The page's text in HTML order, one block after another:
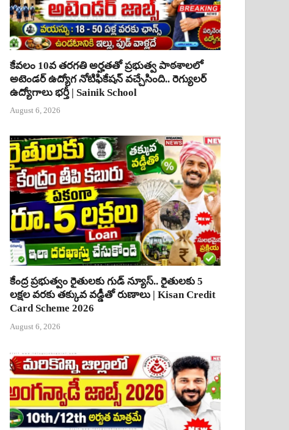
కేవలం 10వ తరగతి అర్హతతో ప్రభుత్వ పాఠశాలలో
అటెండర్ ఉద్యోగ నోటిఫికేషన్ వచ్చేసింది.. రెగ్యులర్
ఉద్యోగాలు భర్తీ | Sainik School
August 6, 2026
కేంద్ర ప్రభుత్వం రైతులకు గుడ్ న్యూస్.. రైతులకు 5
లక్షల వరకు తక్కువ వడ్డీతో రుణాలు | Kisan Credit
Card Scheme 2026
August 6, 2026